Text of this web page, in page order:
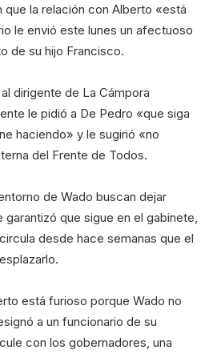
que la relación con Alberto «está
le envió este lunes un afectuoso
de su hijo Francisco.
dirigente de La Cámpora
le pidió a De Pedro «que siga
haciendo» y le sugirió «no
del Frente de Todos.
de Wado buscan dejar
que sigue en el gabinete,
desde hace semanas que el
está furioso porque Wado no
a un funcionario de su
con los gobernadores, una